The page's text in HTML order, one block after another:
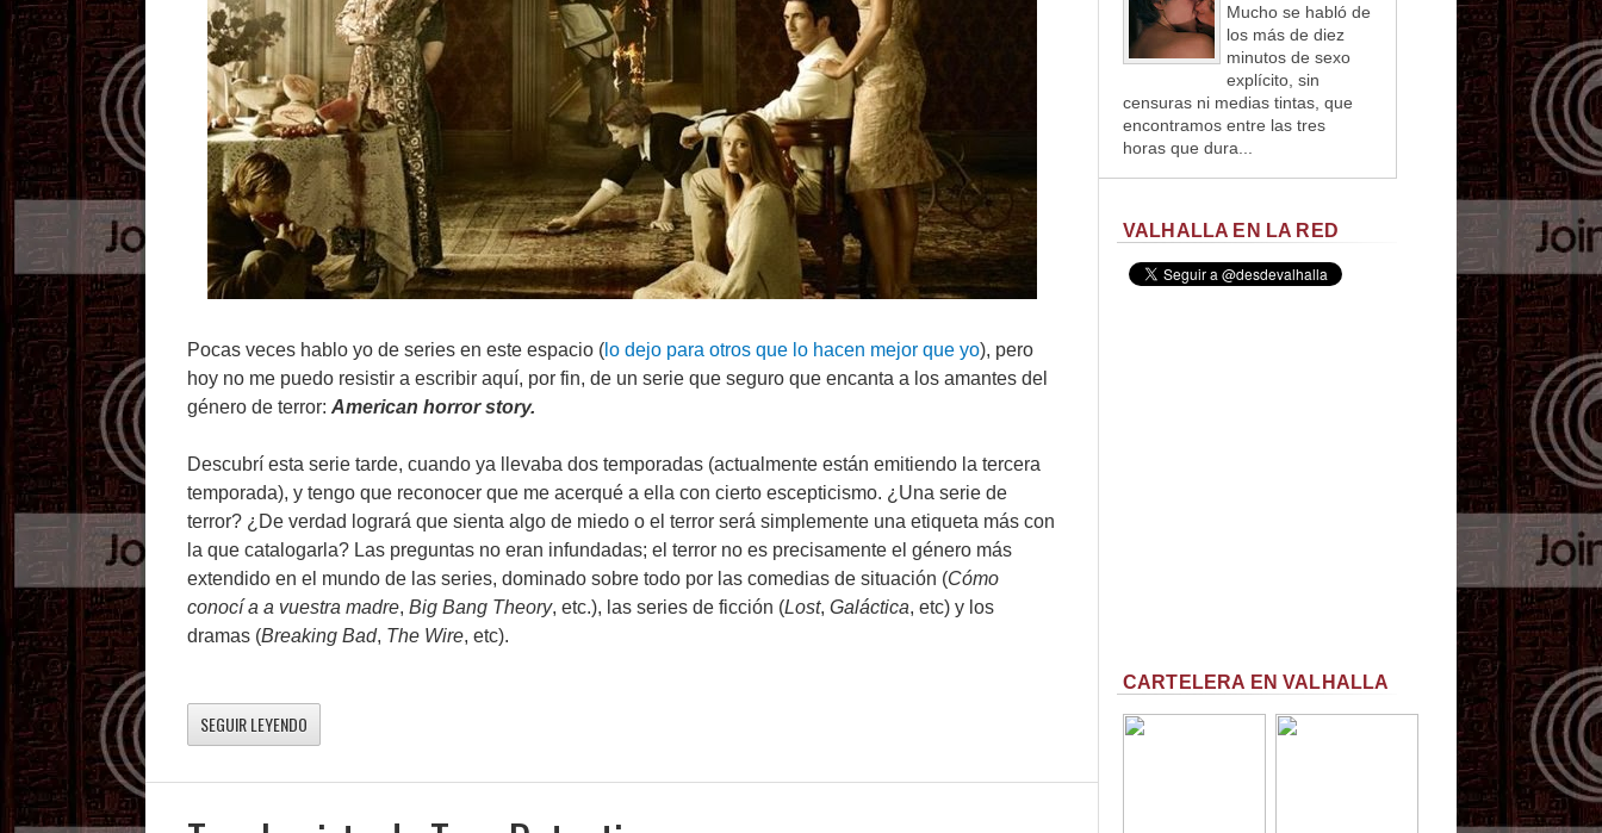
Pocas veces hablo yo de series en este espacio ( lo dejo para otros que lo hacen mejor que yo), pero
hoy no me puedo resistir a escribir aquí, por fin, de un serie que seguro que encanta a los amantes del
género de terror: American horror story.
Descubrí esta serie tarde, cuando ya llevaba dos temporadas (actualmente están emitiendo la tercera
temporada), y tengo que reconocer que me acerqué a ella con cierto escepticismo. ¿Una serie de
terror? ¿De verdad logrará que sienta algo de miedo o el terror será simplemente una etiqueta más con
la que catalogarla? Las preguntas no eran infundadas; el terror no es precisamente el género más
extendido en el mundo de las series, dominado sobre todo por las comedias de situación (Cómo
conocí a a vuestra madre, Big Bang Theory, etc.), las series de ficción (Lost, Galáctica, etc) y los
dramas (Breaking Bad, The Wire, etc).
SEGUIR LEYENDO
Mucho se habló de
los más de diez
minutos de sexo
explícito, sin
censuras ni medias tintas, que
encontramos entre las tres
horas que dura...
VALHALLA EN LA RED
CARTELERA EN VALHALLA